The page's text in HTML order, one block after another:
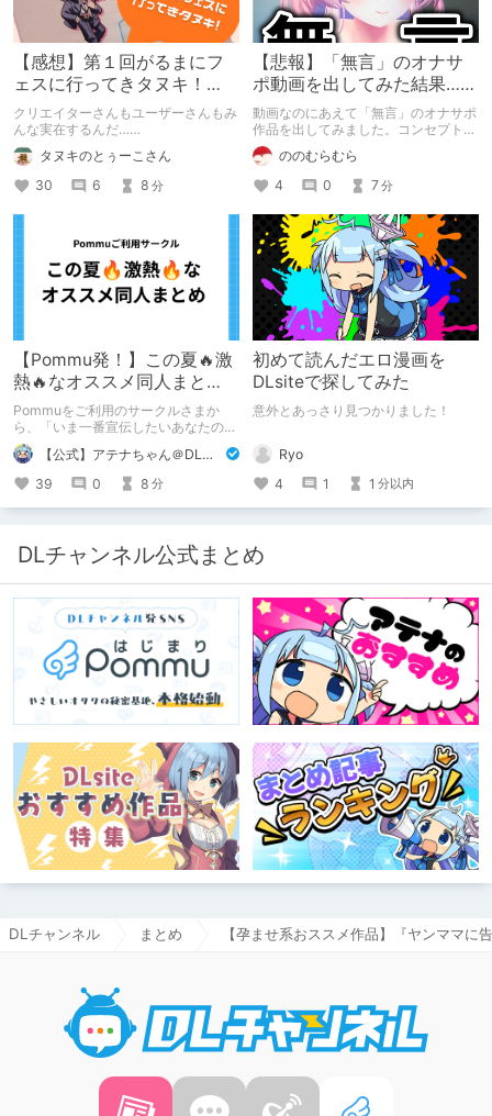
【感想】第１回がるまにフ
ェスに行ってきタヌキ！
【レポ】
クリエイターさんもユーザーさんもみ
んな実在するんだ……
タヌキのとぅーこさん
30
6 8 分
【悲報】「無言」のオナサ
ポ動画を出してみた結果……
動画なのにあえて「無言」のオナサポ
作品を出してみました。コンセプト通
りのものは作れたのですが、肝心の売
上がね……
ののむらむら
4
0 7分
【Pommu発！】この夏🔥激
熱🔥なオススメ同人まと
め！ その1
Pommuをご利用のサークルさまか
ら、「いま一番宣伝したいあなたの
DLsite作品」を募りました！ この夏
🔥激熱🔥な作品ばかり！あなたがまだ
出会っていない、運命の作品が見つか
るかも！
【公式】アテナちゃん＠DLチャンネル
39
0 8 分
初めて読んだエロ漫画を
DLsiteで探してみた
意外とあっさり見つかりました！
Ryo
4
1 1 分以内
DLチャンネル公式まとめ
DLチャンネル まとめ 【孕ませ系おススメ作品】『ヤンママ